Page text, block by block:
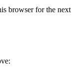
browser for the next